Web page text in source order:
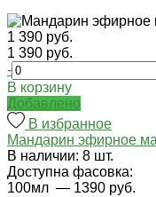
1 390 руб.
1 390 руб.
-
В корзину
Добавлено
В избранное
Мандарин эфирное
В наличии: 8 шт.
Доступна фасовка:
100мл — 1390 руб.